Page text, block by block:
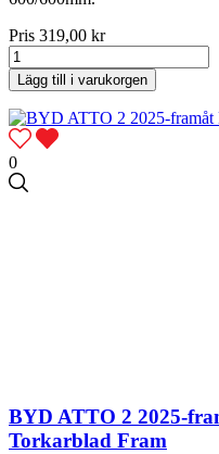
Pris 319,00 kr
Lägg till i varukorgen
0
BYD ATTO 2 2025-
Torkarblad Fram